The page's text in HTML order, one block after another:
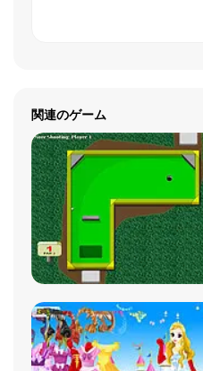
関連のゲーム